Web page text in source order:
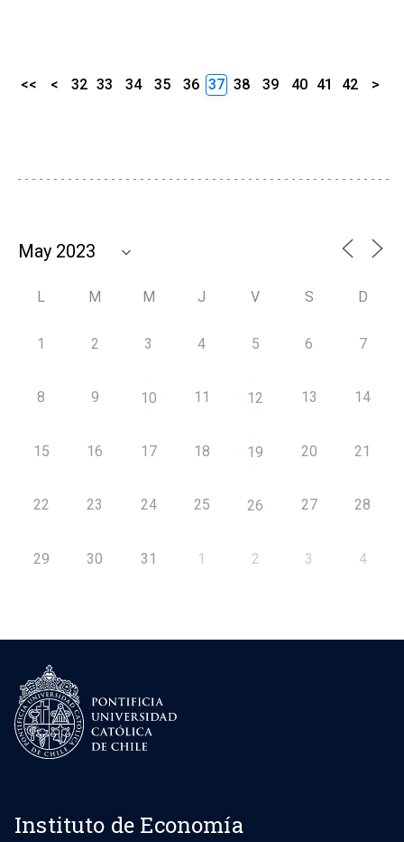
<< < 32 33 34 35 36 37 38 39 40 41 42 >
L M M J V S D
1 2 3 4 5 6 7
8 9 10 11 12 13 14
15 16 17 18 19 20 21
22 23 24 25 26 27 28
29 30 31 1 2 3 4
Instituto de Economía